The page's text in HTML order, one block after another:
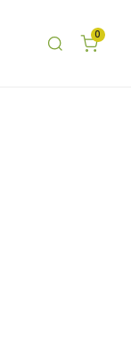
0